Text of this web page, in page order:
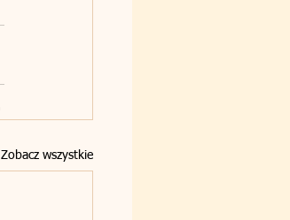
Zobacz wszystkie